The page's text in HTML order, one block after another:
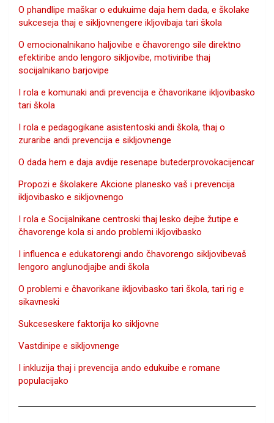
O phandlipe maškar o edukuime daja hem dada, e školake
sukceseja thaj e sikljovnengere ikljovibaja tari škola
O emocionalnikano haljovibe e čhavorengo sile direktno
efektiribe ando lengoro sikljovibe, motiviribe thaj
socijalnikano barjovipe
I rola e komunaki andi prevencija e čhavorikane ikljovibasko
tari škola
I rola e pedagogikane asistentoski andi škola, thaj o
zuraribe andi prevencija e sikljovnenge
O dada hem e daja avdije resenape butederprovokacijencar
Propozi e školakere Akcione planesko vaš i prevencija
ikljovibasko e sikljovnengo
I rola e Socijalnikane centroski thaj lesko dejbe žutipe e
čhavorenge kola si ando problemi ikljovibasko
I influenca e edukatorengi ando čhavorengo sikljovibevaš
lengoro anglunodjajbe andi škola
O problemi e čhavorikane ikljovibasko tari škola, tari rig e
sikavneski
Sukceseskere faktorija ko sikljovne
Vastdinipe e sikljovnenge
I inkluzija thaj i prevencija ando edukuibe e romane
populacijako